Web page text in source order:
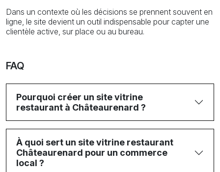
Dans un contexte où les décisions se prennent souvent en
ligne, le site devient un outil indispensable pour capter une
clientèle active, sur place ou au bureau.
FAQ
Pourquoi créer un site vitrine
restaurant à Châteaurenard ?
À quoi sert un site vitrine restaurant
Châteaurenard pour un commerce
local ?